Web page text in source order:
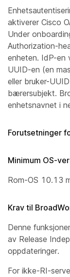
aktiverer Cisco
Under
Authorization-
enheten. IdP-en
UUID-en (en
eller bruker-
bærersubjekt.
enhetsnavnet i
Forutsetninger
Minimum OS-
Rom-OS 10.13
Krav til
Denne
av Release
oppdateringer.
For ikke-RI-